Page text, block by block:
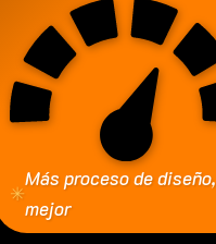
✳
Más proceso de diseño,
mejor